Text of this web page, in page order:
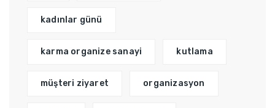
kadınlar günü
karma organize sanayi kutlama
müşteri ziyaret organizasyon